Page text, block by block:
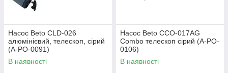
Насос Beto CLD-026
алюмінієвий, телескоп, сірий
(A-PO-0091)
В наявності
Насос Beto CCO-017AG
Combo телескоп сірий (A-PO-
0106)
В наявності